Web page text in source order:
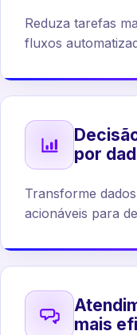
Reduza tarefas
fluxos
por
Transforme
acionáveis para
mais